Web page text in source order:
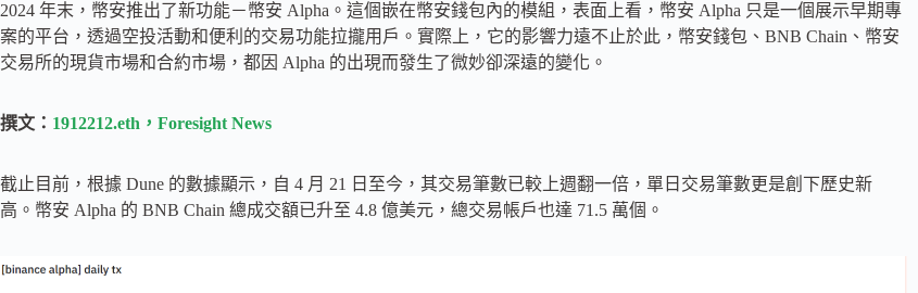
2024 年末，幣安推出了新功能－幣安 Alpha。這個嵌在幣安錢包內的模組，表面上看，幣安 Alpha 只是一個展示早期專
案的平台，透過空投活動和便利的交易功能拉攏用戶。實際上，它的影響力遠不止於此，幣安錢包、BNB Chain、幣安
交易所的現貨市場和合約市場，都因 Alpha 的出現而發生了微妙卻深遠的變化。
撰文： 1912212.eth，Foresight News
截止目前，根據 Dune 的數據顯示，自 4 月 21 日至今，其交易筆數已較上週翻一倍，單日交易筆數更是創下歷史新
高。幣安 Alpha 的 BNB Chain 總成交額已升至 4.8 億美元，總交易帳戶也達 71.5 萬個。